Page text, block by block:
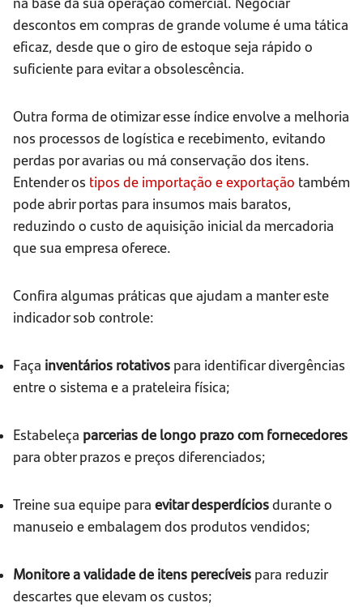
descontos em compras de grande volume é uma tática
eficaz, desde que o giro de estoque seja rápido o
suficiente para evitar a obsolescência.
Outra forma de otimizar esse índice envolve a melhoria
nos processos de logística e recebimento, evitando
perdas por avarias ou má conservação dos itens.
Entender os tipos de importação e exportação também
pode abrir portas para insumos mais baratos,
reduzindo o custo de aquisição inicial da mercadoria
que sua empresa oferece.
Confira algumas práticas que ajudam a manter este
indicador sob controle:
Faça inventários rotativos para identificar divergências
entre o sistema e a prateleira física;
Estabeleça parcerias de longo prazo com fornecedores
para obter prazos e preços diferenciados;
Treine sua equipe para evitar desperdíciosdurante o
manuseio e embalagem dos produtos vendidos;
Monitore a validade de itens perecíveis para reduzir
descartes que elevam os custos;